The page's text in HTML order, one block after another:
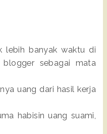
lebih banyak waktu di
sebagai mata
uang dari hasil kerja
habisin uang suami,